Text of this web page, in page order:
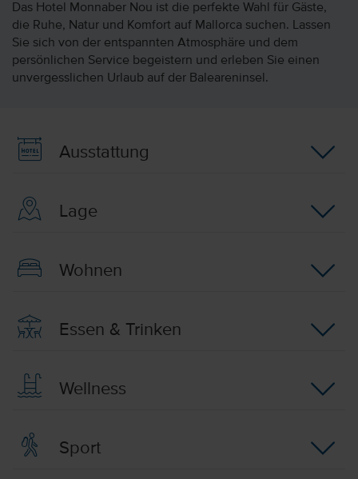
Das Hotel Monnaber Nou ist die perfekte Wahl für Gäste,
die Ruhe, Natur und Komfort auf Mallorca suchen. Lassen
Sie sich von der entspannten Atmosphäre und dem
persönlichen Service begeistern und erleben Sie einen
unvergesslichen Urlaub auf der Baleareninsel.
Ausstattung
Lage
Wohnen
Essen & Trinken
Wellness
Sport